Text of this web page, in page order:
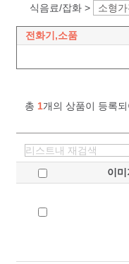
식음료/잡화 > 소형
전화기,소품
총 1개의 상품이 등록되
이미